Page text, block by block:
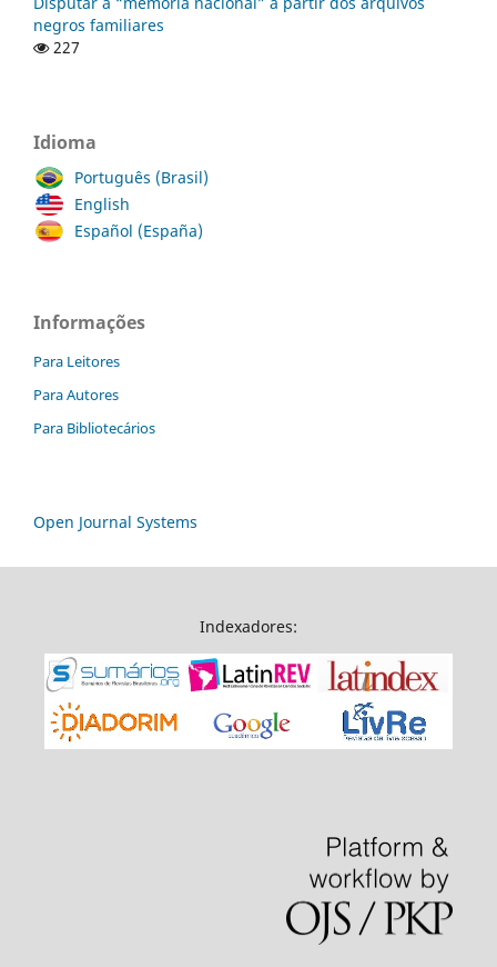
negros familiares
227
Idioma
Português (Brasil)
English
Español (España)
Informações
Para Leitores
Para Autores
Para Bibliotecários
Open Journal Systems
Indexadores: